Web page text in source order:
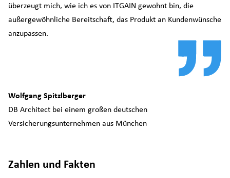
überzeugt mich, wie ich es von ITGAIN gewohnt bin, die
außergewöhnliche Bereitschaft, das Produkt an Kundenwünsche
anzupassen.
Wolfgang Spitzlberger
DB Architect bei einem großen deutschen
Versicherungsunternehmen aus München
Zahlen und Fakten